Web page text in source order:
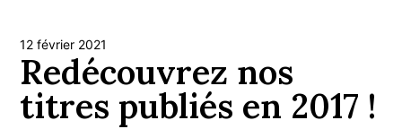
12 février 2021
Redécouvrez nos
titres publiés en 2017 !